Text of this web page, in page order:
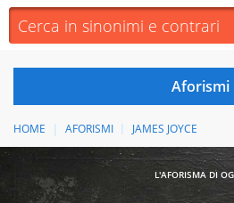
HOME AFORISMI JAMES JOYCE
L'AFORISMA DI